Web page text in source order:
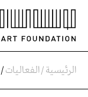
الرئيسية/الفعاليات/